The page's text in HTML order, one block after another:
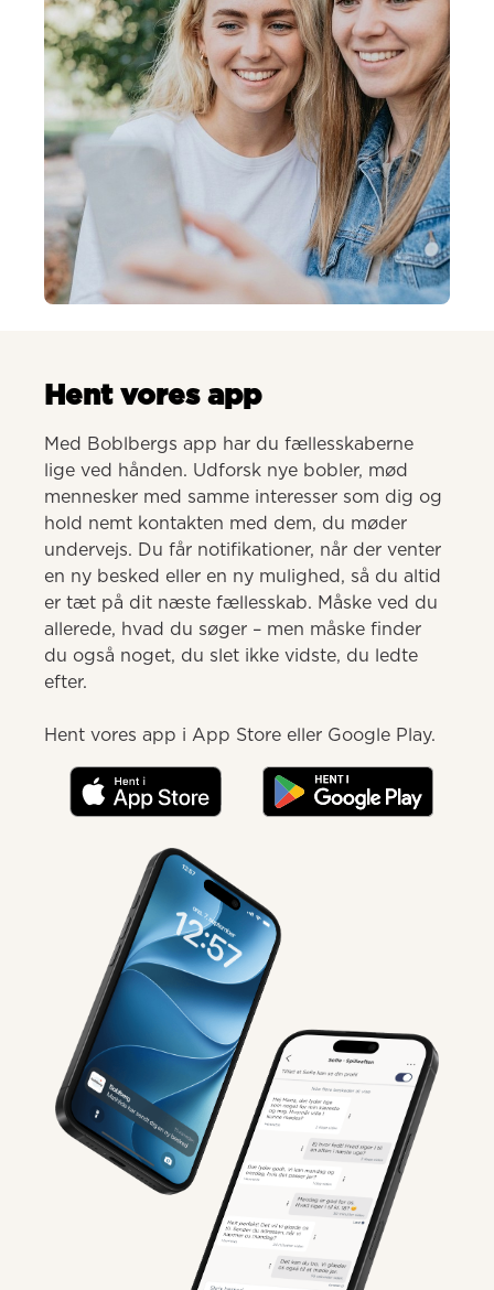
Hent vores app
Med Boblbergs app har du fællesskaberne
lige ved hånden. Udforsk nye bobler, mød
mennesker med samme interesser som dig og
hold nemt kontakten med dem, du møder
undervejs. Du får notifikationer, når der venter
en ny besked eller en ny mulighed, så du altid
er tæt på dit næste fællesskab. Måske ved du
allerede, hvad du søger – men måske finder
du også noget, du slet ikke vidste, du ledte
efter.
Hent vores app i App Store eller Google Play.